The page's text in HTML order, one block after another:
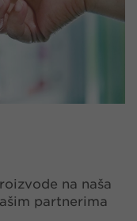
na naša
partnerima